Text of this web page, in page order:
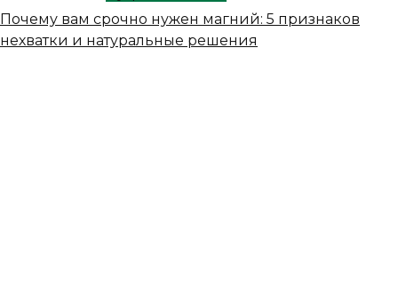
Почему вам срочно нужен магний: 5 признаков
нехватки и натуральные решения